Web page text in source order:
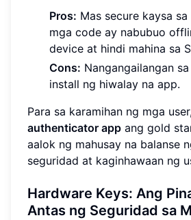
Pros: Mas secure kaysa
mga code ay nabubuo
device at hindi mahina sa
Cons: Nangangailangan
install ng hiwalay na app.
Para sa karamihan ng mga
authenticator app ang gold
aalok ng mahusay na balanse
seguridad at kaginhawaan ng
Hardware Keys: Ang
Antas ng Seguridad sa